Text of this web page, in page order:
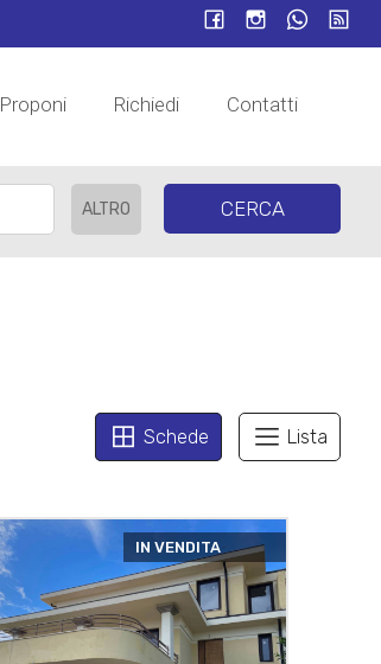
Proponi Richiedi Contatti
ALTRO CERCA
Schede Lista
IN VENDITA